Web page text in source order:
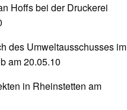
Hoffs bei der Druckerei
des Umweltausschusses im
am 20.05.10
in Rheinstetten am